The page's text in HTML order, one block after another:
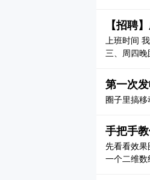
【招聘
上班时间
三、周四
件园 D6 一
第一次
圈子里搞移
手把手
先看看效
一个二维